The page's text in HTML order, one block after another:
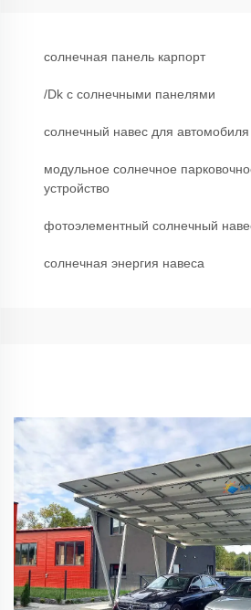
солнечная панель карпорт
/Dk с солнечными панелями
солнечный навес для
модульное солнечное
устройство
фотоэлементный солнечный
солнечная энергия навеса